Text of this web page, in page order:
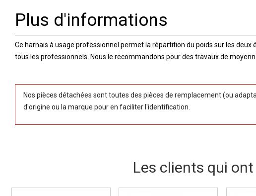
Plus d'informations
Ce harnais à usage professionnel permet la répartition du poids sur les
tous les professionnels. Nous le recommandons pour des travaux de
Nos pièces détachées sont toutes des pièces de remplacement (ou
d'origine ou la marque pour en faciliter l'identification.
Les clients qui